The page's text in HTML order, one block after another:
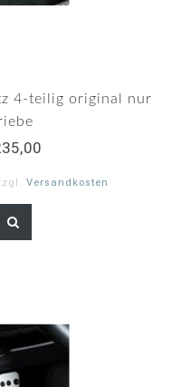
4-teilig original nur
Versandkosten